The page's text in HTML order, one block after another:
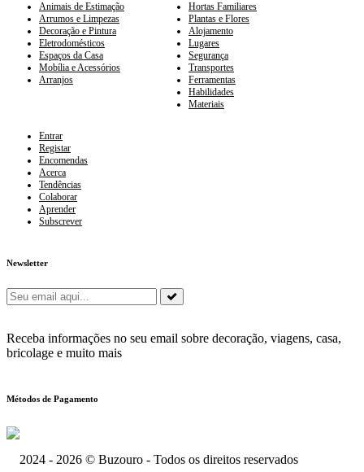
Animais de Estimação
Arrumos e Limpezas
Decoração e Pintura
Eletrodomésticos
Espaços da Casa
Mobília e Acessórios
Arranjos
Hortas Familiares
Plantas e Flores
Alojamento
Lugares
Segurança
Transportes
Ferramentas
Habilidades
Materiais
Entrar
Registar
Encomendas
Acerca
Tendências
Colaborar
Aprender
Subscrever
Newsletter
Receba informações no seu email sobre decoração, viagens, casa,
bricolage e muito mais
Métodos de Pagamento
2024 - 2026 © Buzouro - Todos os direitos reservados